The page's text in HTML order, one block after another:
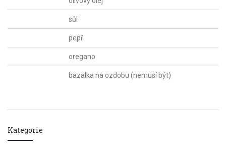
sůl
pepř
oregano
bazalka na ozdobu (nemusí být)
Kategorie